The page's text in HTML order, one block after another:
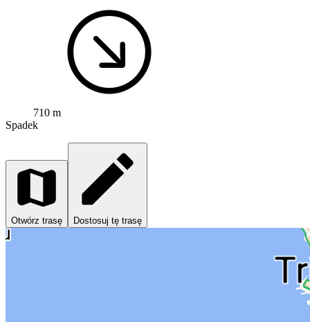
710 m
Spadek
Otwórz trasę Dostosuj tę trasę